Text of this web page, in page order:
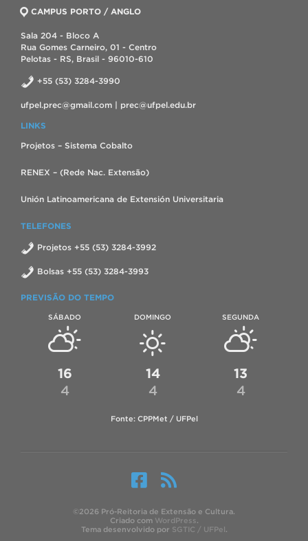
CAMPUS PORTO / ANGLO
Sala 204 - Bloco A
Rua Gomes Carneiro, 01 - Centro
Pelotas - RS, Brasil - 96010-610
+55 (53) 3284-3990
ufpel.prec@gmail.com | prec@ufpel.edu.br
LINKS
Projetos – Sistema Cobalto
RENEX – (Rede Nac. Extensão)
Unión Latinoamericana de Extensión Universitaria
TELEFONES
Projetos +55 (53) 3284-3992
Bolsas +55 (53) 3284-3993
PREVISÃO DO TEMPO
SÁBADO
16
4
DOMINGO
14
4
SEGUNDA
13
4
Fonte: CPPMet / UFPel
©2026 Pró-Reitoria de Extensão e Cultura.
Criado com WordPress.
Tema desenvolvido por SGTIC / UFPel.